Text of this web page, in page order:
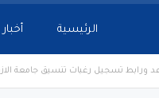
الرئيسية أخبار
ورابط تسجيل رغبات تنسيق جامعة